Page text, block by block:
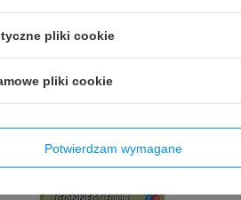
pliki cookie
pliki cookie
Potwierdzam wymagane